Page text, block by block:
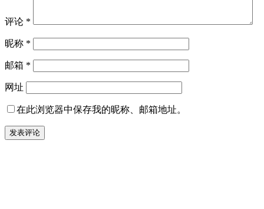
评论 *
昵称 *
邮箱 *
网址
在此浏览器中保存我的昵称、邮箱地址。